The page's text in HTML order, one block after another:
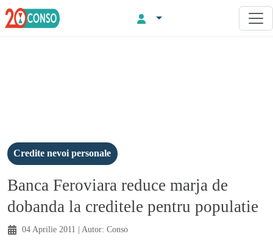
Credite nevoi personale
Banca Feroviara reduce marja de
dobanda la creditele pentru populatie
04 Aprilie 2011 | Autor: Conso